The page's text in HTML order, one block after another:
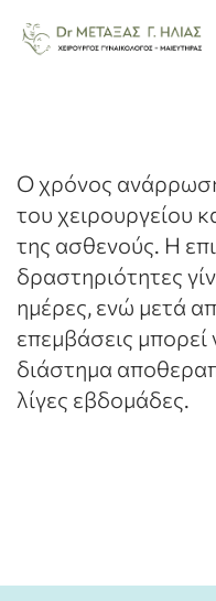
Η ομάδα μας
Μαιευτική
Γυναικολογία
Θεραπείες
Ο χρόνος
του χειρουργείου
της ασθενούς. Η
δραστηριότητες
ημέρες, ενώ μετά
επεμβάσεις μπορεί
διάστημα
λίγες εβδομάδες.